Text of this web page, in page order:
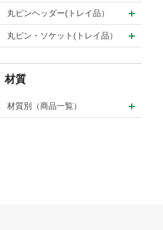
丸ピンヘッダー(トレイ品）
丸ピン・ソケット(トレイ品）
材質
材質別（商品一覧）